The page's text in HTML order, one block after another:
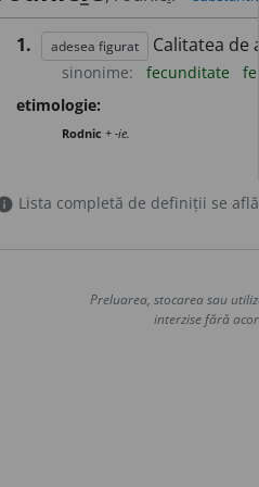
1. adesea figurat Calitatea de
sinonime: fecunditate
etimologie:
Rodnic + -ie.
Lista completă de definiții se
Preluarea, stocarea sau
interzise fără